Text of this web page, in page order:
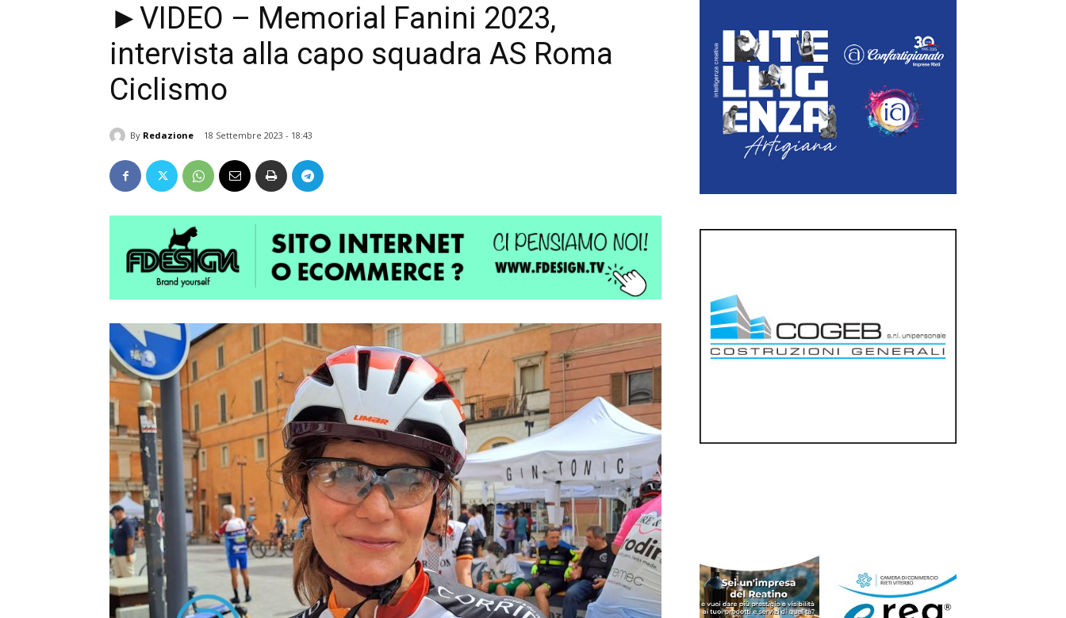
►VIDEO – Memorial Fanini 2023,
intervista alla capo squadra AS Roma
Ciclismo
By Redazione 18 Settembre 2023 - 18:43